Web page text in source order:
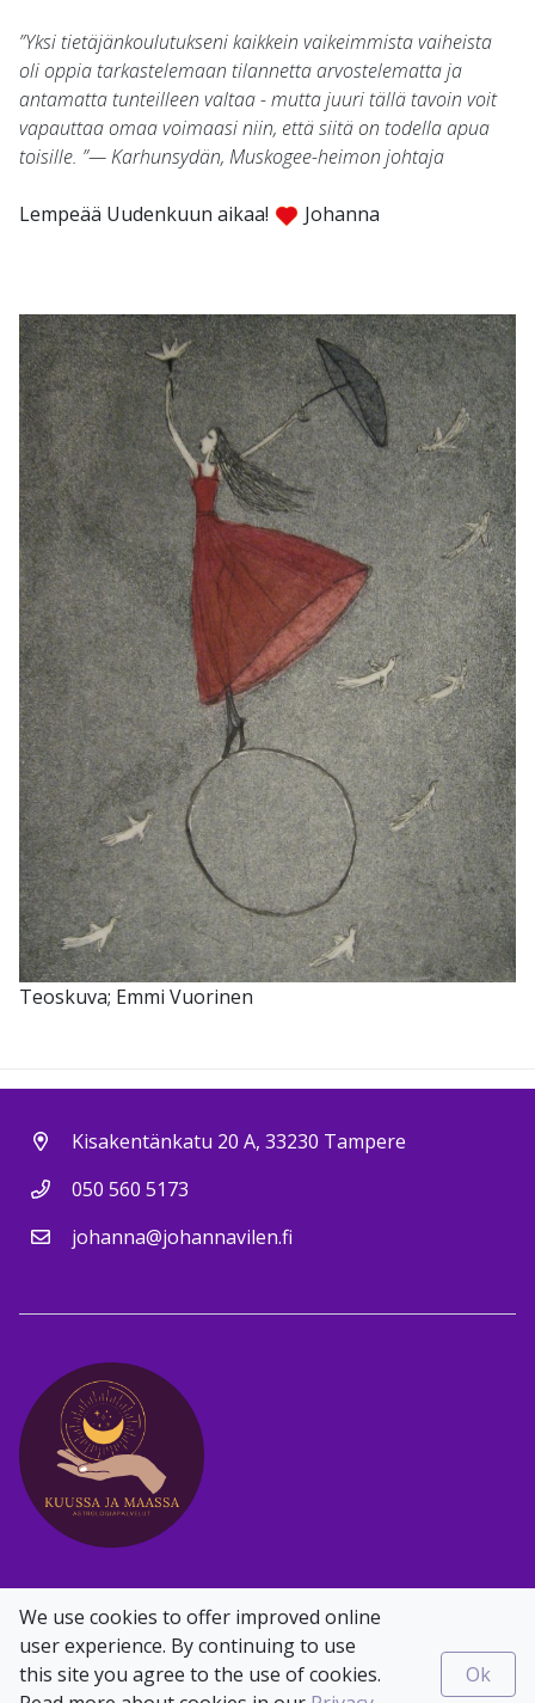
We use cookies to offer improved online
user experience. By continuing to use
this site you agree to the use of cookies.
Ok
”Yksi tietäjänkoulutukseni kaikkein vaikeimmista vaiheista
oli oppia tarkastelemaan tilannetta arvostelematta ja
antamatta tunteilleen valtaa - mutta juuri tällä tavoin voit
vapauttaa omaa voimaasi niin, että siitä on todella apua
toisille. ”— Karhunsydän, Muskogee-heimon johtaja
Lempeää Uudenkuun aikaa! Johanna
Teoskuva; Emmi Vuorinen
Kisakentänkatu 20 A, 33230 Tampere
050 560 5173
johanna@johannavilen.fi
Facebook
Instagram